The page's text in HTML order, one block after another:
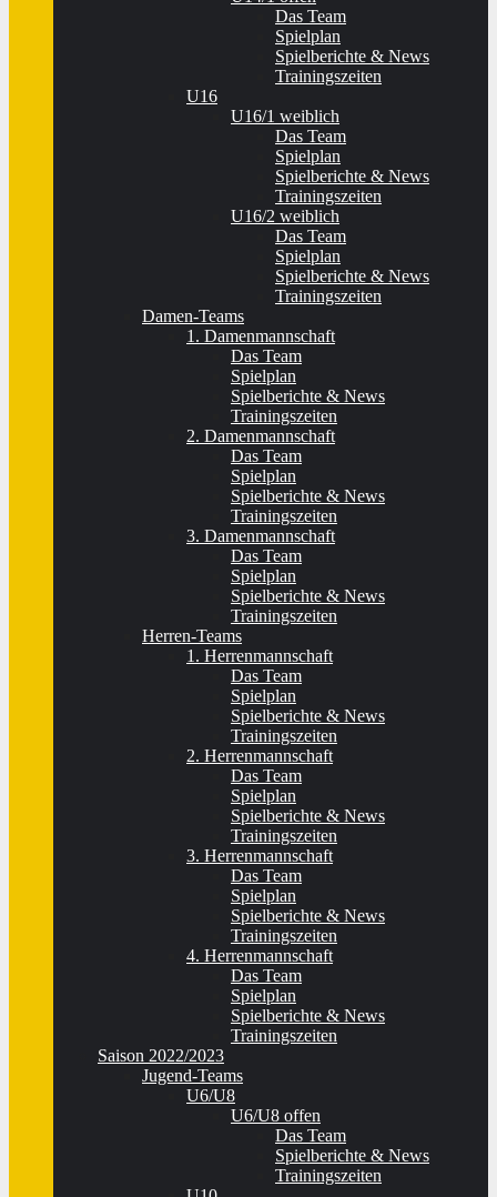
Das Team
Spielplan
Spielberichte & News
Trainingszeiten
U16
U16/1 weiblich
Das Team
Spielplan
Spielberichte & News
Trainingszeiten
U16/2 weiblich
Das Team
Spielplan
Spielberichte & News
Trainingszeiten
Damen-Teams
1. Damenmannschaft
Das Team
Spielplan
Spielberichte & News
Trainingszeiten
2. Damenmannschaft
Das Team
Spielplan
Spielberichte & News
Trainingszeiten
3. Damenmannschaft
Das Team
Spielplan
Spielberichte & News
Trainingszeiten
Herren-Teams
1. Herrenmannschaft
Das Team
Spielplan
Spielberichte & News
Trainingszeiten
2. Herrenmannschaft
Das Team
Spielplan
Spielberichte & News
Trainingszeiten
3. Herrenmannschaft
Das Team
Spielplan
Spielberichte & News
Trainingszeiten
4. Herrenmannschaft
Das Team
Spielplan
Spielberichte & News
Trainingszeiten
Saison 2022/2023
Jugend-Teams
U6/U8
U6/U8 offen
Das Team
Spielberichte & News
Trainingszeiten